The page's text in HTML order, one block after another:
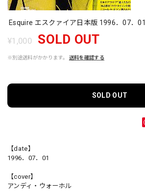
Esquire エスクァイア日本版 1996．07．01
¥1,000 SOLD OUT
※別途送料がかかります。 送料を確認する
SOLD OUT
【date】
1996．07．01
【cover】
アンディ・ウォーホル